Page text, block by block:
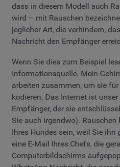
dass in diesem Modell auch
wird – mit Rauschen
jeglicher Art, die verhindern,
Nachricht den Empfänger
Wenn Sie dies zum Beispiel
Informationsquelle. Mein
arbeiten zusammen, um sie
kodieren. Das Internet ist
Empfänger, der sie
Sie auch irgendwo). Rauschen
Ihres Hundes sein, weil Sie ihn
eine E-Mail Ihres Chefs, die
Computerbildschirms